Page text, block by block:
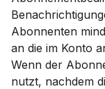
Abonnenten
an die im Konto
Wenn der
nutzt, nachdem